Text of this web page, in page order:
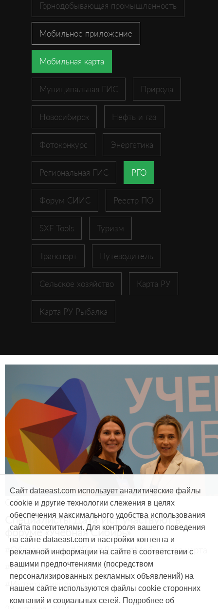
Горнодобывающая промышленность
Мобильное приложение
Мобильная карта
Муниципальная ГИС Природа
Новосибирск Нефть и газ
Фотоконкурс Энергетика
Региональная ГИС РГО
Форум СИИС Реестр ПО
SXF Tools Туризм
Транспорт Путеводитель
Сельское хозяйство Карта РУ
Карта РУ Рыбалка
События и проекты
Специалисты Дата Ист участвуют в
форуме «Учебная Сибирь»
#Образование #РГО #Дети #Мобильная карта
#Мобильное приложение
#Интерактивная карта
Сайт dataeast.com использует аналитические файлы
cookie и другие технологии слежения в целях
обеспечения максимального удобства использования
сайта посетителями. Для контроля вашего поведения
на сайте dataeast.com и настройки контента и
рекламной информации на сайте в соответствии с
вашими предпочтениями (посредством
персонализированных рекламных объявлений) на
нашем сайте используются файлы cookie сторонних
компаний и социальных сетей. Подробнее об